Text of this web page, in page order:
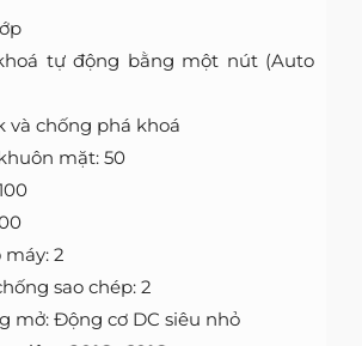
tự động bằng một nút (Auto
và chống phá khoá
mặt: 50
2
sao chép: 2
mở: Động cơ DC siêu nhỏ